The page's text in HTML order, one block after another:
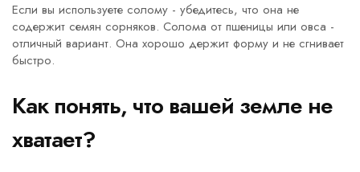
Если вы используете солому - убедитесь, что она не
содержит семян сорняков. Солома от пшеницы или овса -
отличный вариант. Она хорошо держит форму и не сгнивает
быстро.
Как понять, что вашей земле не
хватает?